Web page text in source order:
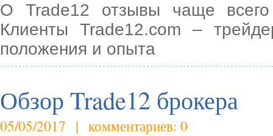
О Trade12 отзывы чаще
Клиенты Trade12.com –
положения и опыта
Обзор Trade12 брокера
05/05/2017 | комментариев: 0